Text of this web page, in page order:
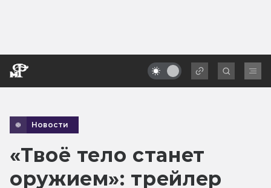
Новости
«Твоё тело станет
оружием»: трейлер